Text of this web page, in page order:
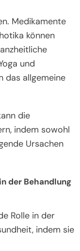
Medikamente
können
und
das allgemeine
die
indem sowohl
Ursachen
der Behandlung
Rolle in der
indem sie